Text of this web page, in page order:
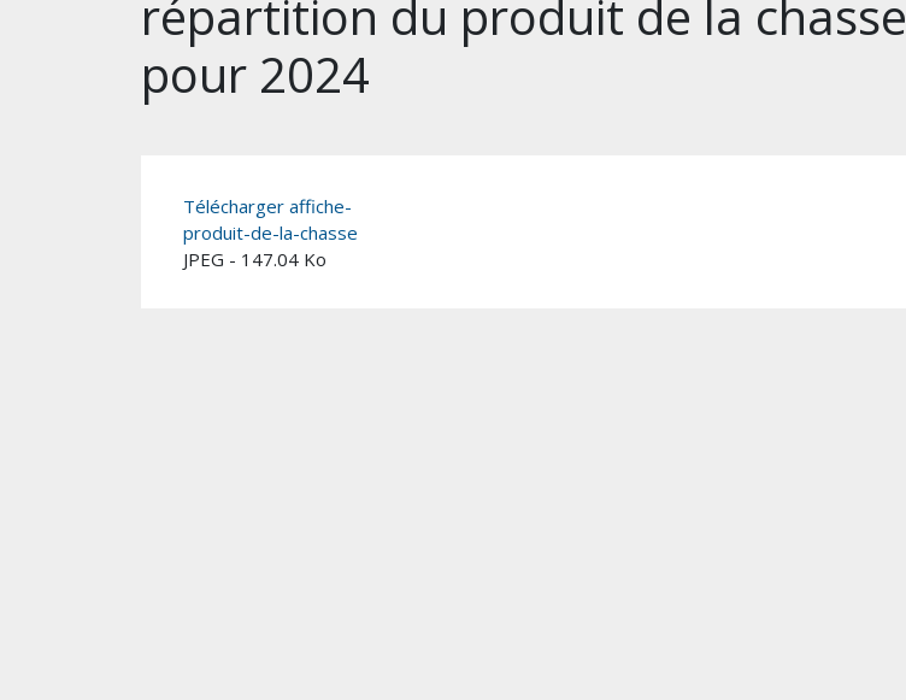
répartition du produit de la chasse
pour 2024
Télécharger affiche-
produit-de-la-chasse
JPEG - 147.04 Ko